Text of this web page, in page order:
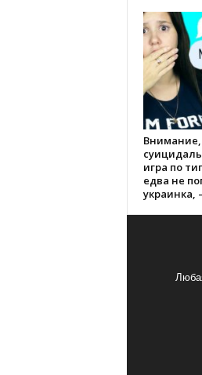
Внимание,
игра по
едва не